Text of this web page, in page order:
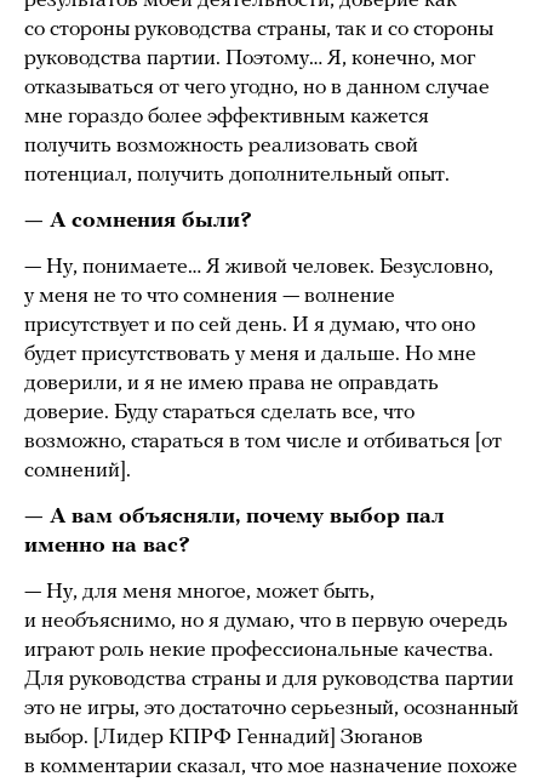
со стороны руководства страны, так и со стороны
руководства партии. Поэтому… Я, конечно, мог
отказываться от чего угодно, но в данном случае
мне гораздо более эффективным кажется
получить возможность реализовать свой
потенциал, получить дополнительный опыт.
— А сомнения были?
— Ну, понимаете… Я живой человек. Безусловно,
у меня не то что сомнения — волнение
присутствует и по сей день. И я думаю, что оно
будет присутствовать у меня и дальше. Но мне
доверили, и я не имею права не оправдать
доверие. Буду стараться сделать все, что
возможно, стараться в том числе и отбиваться [от
сомнений].
— А вам объясняли, почему выбор пал
именно на вас?
— Ну, для меня многое, может быть,
и необъяснимо, но я думаю, что в первую очередь
играют роль некие профессиональные качества.
Для руководства страны и для руководства партии
это не игры, это достаточно серьезный, осознанный
выбор. [Лидер КПРФ Геннадий] Зюганов
в комментарии сказал, что мое назначение похоже